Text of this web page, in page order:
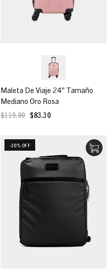
Maleta De Viaje 24" Tamaño
Mediano Oro Rosa
$119.00 $83.30
-20% OFF